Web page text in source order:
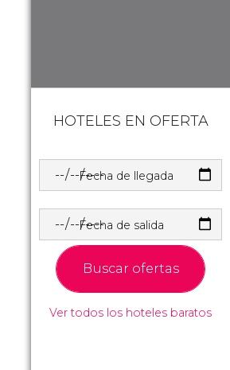
HOTELES EN OFERTA
Fecha de llegada
Fecha de salida
Buscar ofertas
Ver todos los hoteles baratos